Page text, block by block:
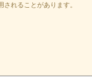
れることがあります。